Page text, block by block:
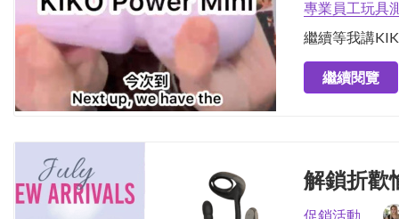
專業員工玩具
繼續等我講
繼續閱覽
解鎖折歡
促銷活動